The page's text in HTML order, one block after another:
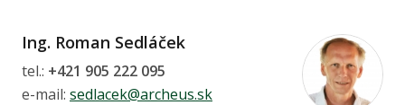
Ing. Roman Sedláček
tel.: +421 905 222 095
e-mail: sedlacek@archeus.sk